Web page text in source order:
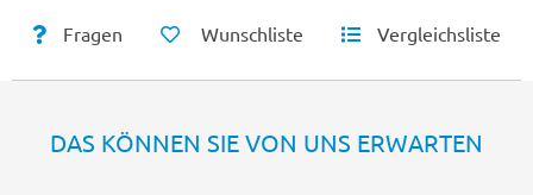
Fragen Wunschliste Vergleichsliste
DAS KÖNNEN SIE VON UNS ERWARTEN